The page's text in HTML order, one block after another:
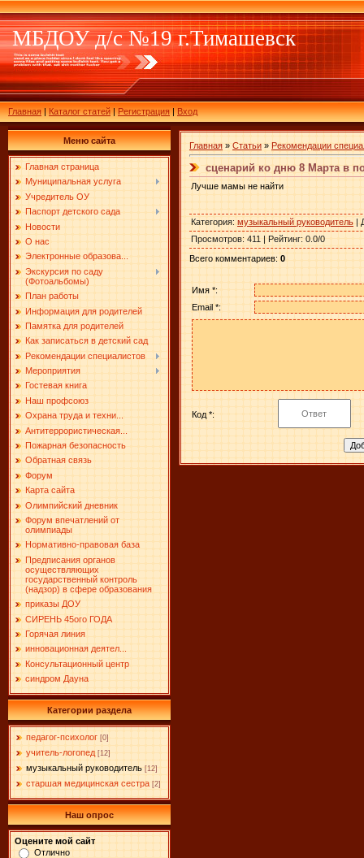
МБДОУ д/с №19 г.Тимашевск
Главная|Каталог статей|Регистрация|Вход
Меню сайта
Главная страница
Муниципальная услуга
Учредитель ОУ
Паспорт детского сада
Новости
О нас
Электронные образова...
Экскурсия по саду
(Фотоальбомы)
План работы
Информация для родителей
Памятка для родителей
Как записаться в детский сад
Рекомендации специалистов
Мероприятия
Гостевая книга
Наш профсоюз
Охрана труда и техни...
Антитеррористическая...
Пожарная безопасность
Обратная связь
Форум
Карта сайта
Олимпийский дневник
Форум впечатлений от
олимпиады
Нормативно-правовая база
Предписания органов
осуществляющих
государственный контроль
(надзор) в сфере образования
приказы ДОУ
СИРЕНЬ 45ого ГОДА
Горячая линия
инновационная деятел...
Консультационный центр
синдром Дауна
Категории раздела
педагог-психолог [0]
учитель-логопед [12]
музыкальный руководитель [12]
старшая медицинская сестра [2]
Наш опрос
Оцените мой сайт
Отлично
Главная » Статьи » Рекомендации
сценарий ко дню 8 Марта в
Лучше мамы не найти
Категория: музыкальный руководитель |
Просмотров: 411 | Рейтинг: 0.0/0
Всего комментариев: 0
Имя *:
Email *:
Код *: